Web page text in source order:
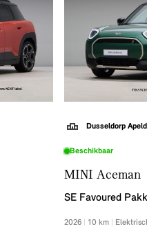
Dusseldorp
Beschikbaar
MINI Aceman
SE Favoured
2026 10 km